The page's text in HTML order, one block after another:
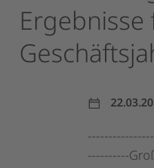
Ergebnisse
----------